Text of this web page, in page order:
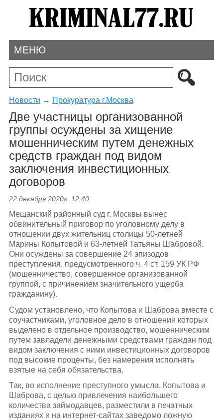
МЕНЮ
Новости → Прокуратура г.Москва
Две участницы организованной
группы осуждены за хищение
мошенническим путем денежных
средств граждан под видом
заключения инвестиционных
договоров
22 декабря 2020г. 12:40
Мещанский районный суд г. Москвы вынес
обвинительный приговор по уголовному делу в
отношении двух жительниц столицы 50-летней
Марины Копытовой и 63-летней Татьяны Шабровой.
Они осуждены за совершение 24 эпизодов
преступления, предусмотренного ч. 4 ст. 159 УК РФ
(мошенничество, совершенное организованной
группой, с причинением значительного ущерба
гражданину).
Судом установлено, что Копытова и Шаброва вместе с
соучастниками, уголовное дело в отношении которых
выделено в отдельное производство, мошенническим
путем завладели денежными средствами граждан под
видом заключения с ними инвестиционных договоров
под высокие проценты, без намерения исполнять
взятые на себя обязательства.
Так, во исполнение преступного умысла, Копытова и
Шаброва, с целью привлечения наибольшего
количества займодавцев, разместили в печатных
изданиях и на интернет-сайтах заведомо ложную